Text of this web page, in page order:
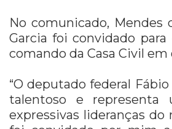
No comunicado, Mendes
Garcia foi convidado
comando da Casa Civil
“O deputado federal
talentoso e representa
expressivas lideranças do